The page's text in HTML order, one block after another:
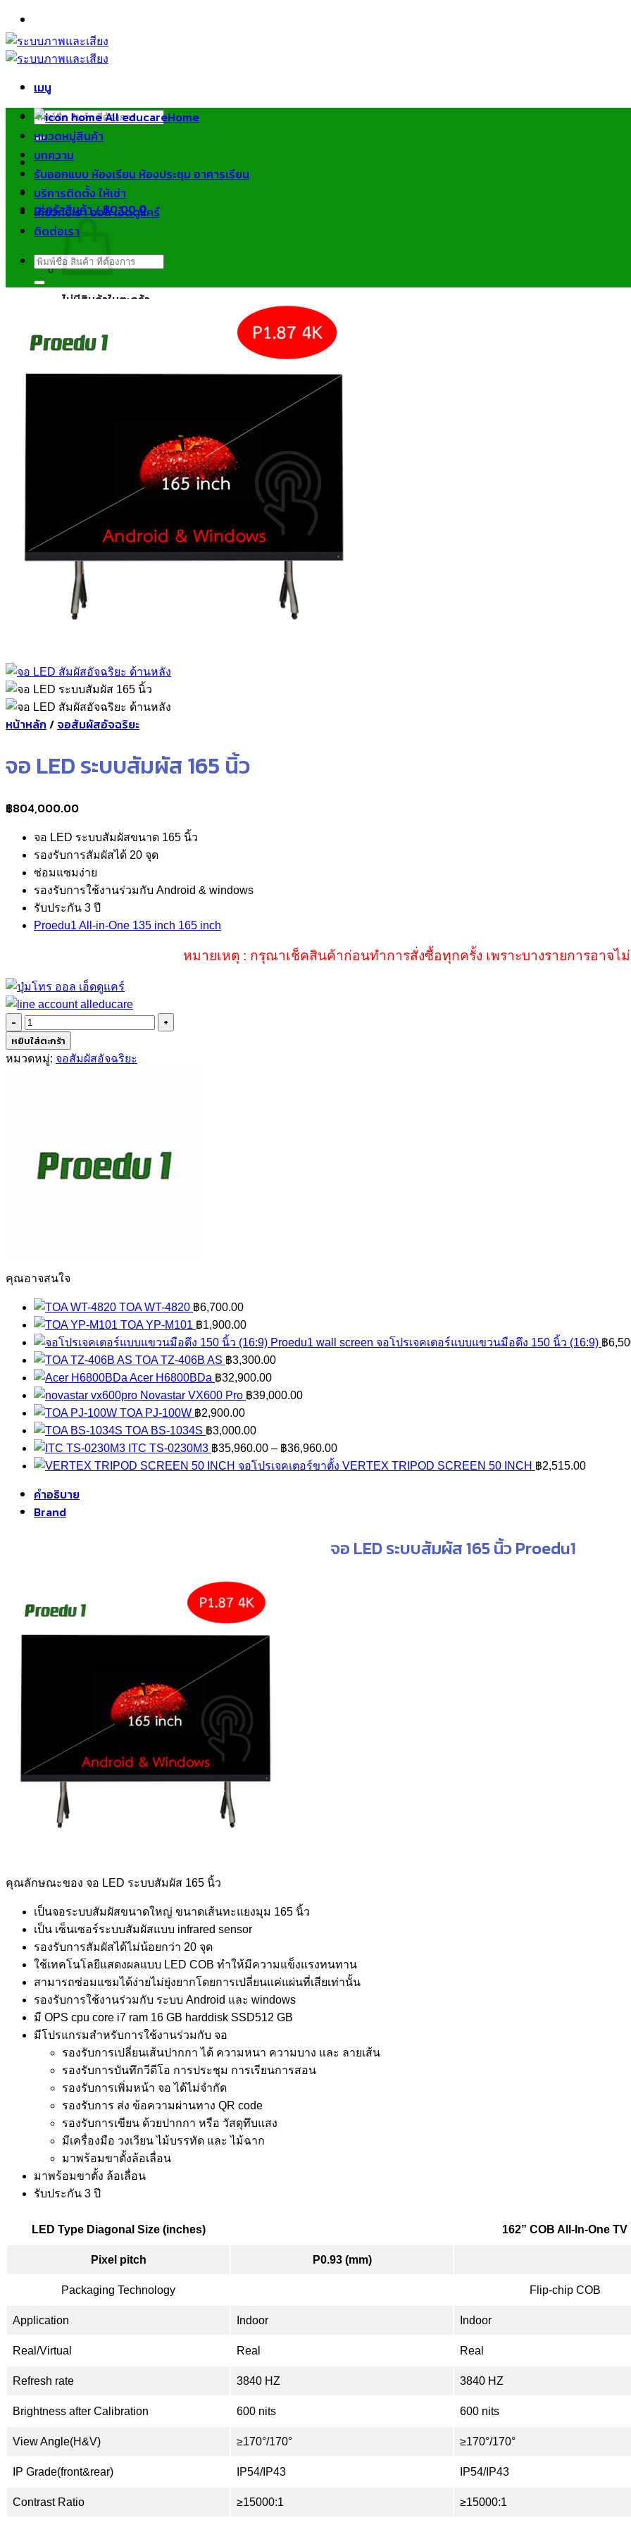
ข้าม
ไป
ยัง
เมนู
ค้นหา:
ตะกร้าสินค้า /฿0.000
ไม่มีสินค้าในตะกร้า
ตะกร้าสินค้า
Home
หมวดหมู่สินค้า
บทความ
รับออกแบบ ห้องเรียน ห้องประชุม อาคารเรียน
บริการติดตั้ง ให้เช่า
เกี่ยวกับเรา ออล เอ็ดดูแคร์
ติดต่อเรา
ค้นหา:
หน้าหลัก / จอสัมผัสอัจฉริยะ
จอ LED ระบบสัมผัส 165 นิ้ว
฿804,000.00
จอ LED ระบบสัมผัสขนาด 165 นิ้ว
รองรับการสัมผัสได้ 20 จุด
ซ่อมแซมง่าย
รองรับการใช้งานร่วมกับ Android & windows
รับประกัน 3 ปี
Proedu1 All-in-One 135 inch 165 inch
หมายเหตุ : กรุณาเช็คสินค้าก่อนทำการสั่งซื้อทุกครั้ง เพราะบางรายการอาจ
จำนวน
จอ
LED
หยิบใส่ตะกร้า
หมวดหมู่: จอสัมผัสอัจฉริยะ
คุณอาจสนใจ
TOA WT-4820 ฿6,700.00
TOA YP-M101 ฿1,900.00
Proedu1 wall screen จอโปรเจคเตอร์แบบแขวนมือดึง 150 นิ้ว (16:9) ฿
TOA TZ-406B AS ฿3,300.00
Acer H6800BDa ฿32,900.00
Novastar VX600 Pro ฿39,000.00
TOA PJ-100W ฿2,900.00
TOA BS-1034S ฿3,000.00
ITC TS-0230M3 ฿35,960.00 – ฿36,960.00Price
range:
จอโปรเจคเตอร์ขาตั้ง VERTEX TRIPOD SCREEN 50 INCH ฿2,515.00
คำอธิบาย
Brand
จอ LED ระบบสัมผัส 165 นิ้ว Proedu1
คุณลักษณะของ จอ LED ระบบสัมผัส 165 นิ้ว
เป็นจอระบบสัมผัสขนาดใหญ่ ขนาดเส้นทะแยงมุม 165 นิ้ว
เป็น เซ็นเซอร์ระบบสัมผัสแบบ infrared sensor
รองรับการสัมผัสได้ไม่น้อยกว่า 20 จุด
ใช้เทคโนโลยีแสดงผลแบบ LED COB ทำให้มีความแข็งแรงทนทาน
สามารถซ่อมแซมได้ง่ายไม่ยุ่งยากโดยการเปลี่ยนแค่แผ่นที่เสียเท่านั้น
รองรับการใช้งานร่วมกับ ระบบ Android และ windows
มี OPS cpu core i7 ram 16 GB harddisk SSD512 GB
มีโปรแกรมสำหรับการใช้งานร่วมกับ จอ
รองรับการเปลี่ยนเส้นปากกา ได้ ความหนา ความบาง และ ลายเส้น
รองรับการบันทึกวีดีโอ การประชุม การเรียนการสอน
รองรับการเพิ่มหน้า จอ ได้ไม่จำกัด
รองรับการ ส่ง ข้อความผ่านทาง QR code
รองรับการเขียน ด้วยปากกา หรือ วัสดุทึบแสง
มีเครื่องมือ วงเวียน ไม้บรรทัด และ ไม้ฉาก
มาพร้อมขาตั้งล้อเลื่อน
มาพร้อมขาตั้ง ล้อเลื่อน
รับประกัน 3 ปี
LED Type Diagonal Size (inches) 162” COB All-In-One TV
Pixel pitch P0.93 (mm)
Packaging Technology Flip-chip COB
Application Indoor Indoor
Real/Virtual Real Real
Refresh rate 3840 HZ 3840 HZ
Brightness after Calibration 600 nits 600 nits
View Angle(H&V) ≥170°/170° ≥170°/170°
IP Grade(front&rear) IP54/IP43 IP54/IP43
Contrast Ratio ≥15000:1 ≥15000:1